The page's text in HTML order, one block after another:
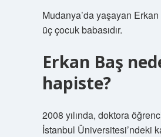
Mudanya’da yaşayan
üç çocuk babasıdır.
Erkan Baş
hapiste?
2008 yılında, doktora
İstanbul Üniversitesi’ndeki